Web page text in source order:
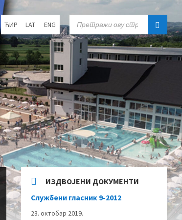
language:
ЋИР LAT ENG
ИЗДВОЈЕНИ ДОКУМЕНТИ
Службени гласник 9-2012
23. октобар 2019.